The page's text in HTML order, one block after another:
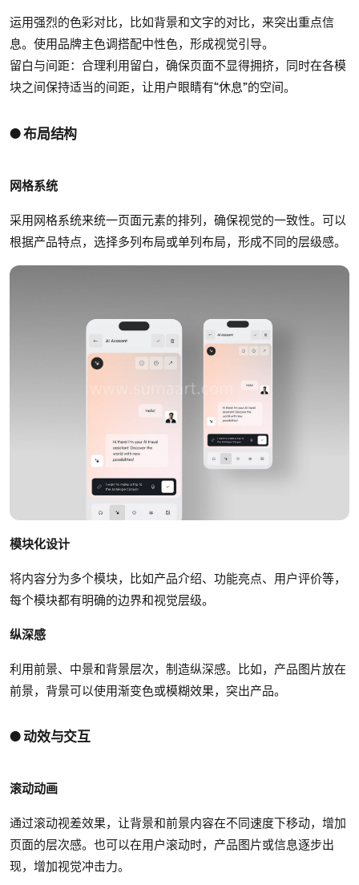
运用强烈的色彩对比，比如背景和文字的对比，来突出重点信
息。使用品牌主色调搭配中性色，形成视觉引导。
留白与间距：合理利用留白，确保页面不显得拥挤，同时在各模
块之间保持适当的间距，让用户眼睛有“休息”的空间。
● 布局结构
网格系统
采用网格系统来统一页面元素的排列，确保视觉的一致性。可以
根据产品特点，选择多列布局或单列布局，形成不同的层级感。
模块化设计
将内容分为多个模块，比如产品介绍、功能亮点、用户评价等，
每个模块都有明确的边界和视觉层级。
纵深感
利用前景、中景和背景层次，制造纵深感。比如，产品图片放在
前景，背景可以使用渐变色或模糊效果，突出产品。
● 动效与交互
滚动动画
通过滚动视差效果，让背景和前景内容在不同速度下移动，增加
页面的层次感。也可以在用户滚动时，产品图片或信息逐步出
现，增加视觉冲击力。